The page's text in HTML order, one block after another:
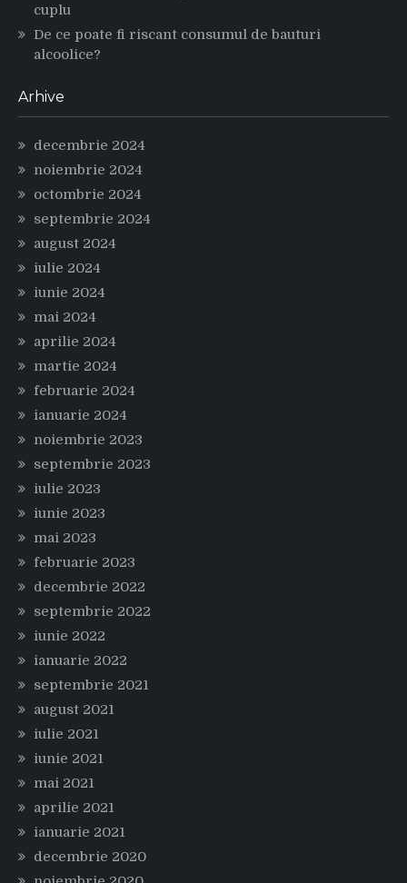
cuplu
De ce poate fi riscant consumul de bauturi
alcoolice?
Arhive
decembrie 2024
noiembrie 2024
octombrie 2024
septembrie 2024
august 2024
iulie 2024
iunie 2024
mai 2024
aprilie 2024
martie 2024
februarie 2024
ianuarie 2024
noiembrie 2023
septembrie 2023
iulie 2023
iunie 2023
mai 2023
februarie 2023
decembrie 2022
septembrie 2022
iunie 2022
ianuarie 2022
septembrie 2021
august 2021
iulie 2021
iunie 2021
mai 2021
aprilie 2021
ianuarie 2021
decembrie 2020